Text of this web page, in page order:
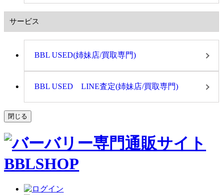
サービス
BBL USED(姉妹店/買取専門)
BBL USED LINE査定(姉妹店/買取専門)
閉じる